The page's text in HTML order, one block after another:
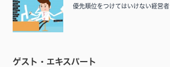
優先順位をつけてはいけない経営者
ゲスト・エキスパート